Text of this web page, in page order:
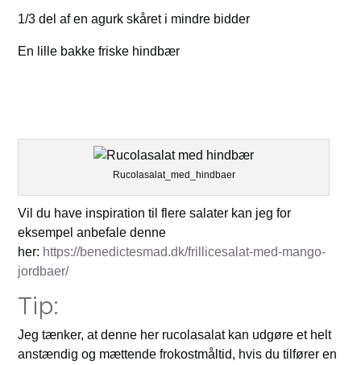
1/3 del af en agurk skåret i mindre bidder
En lille bakke friske hindbær
Rucolasalat_med_hindbaer
Vil du have inspiration til flere salater kan jeg for
eksempel anbefale denne
her: https://benedictesmad.dk/frillicesalat-med-mango-
jordbaer/
Tip:
Jeg tænker, at denne her rucolasalat kan udgøre et helt
anstændig og mættende frokostmåltid, hvis du tilfører en